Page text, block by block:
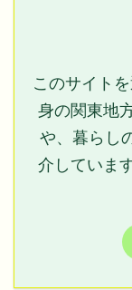
このサイト
身の関東地
や、暮らし
介していま